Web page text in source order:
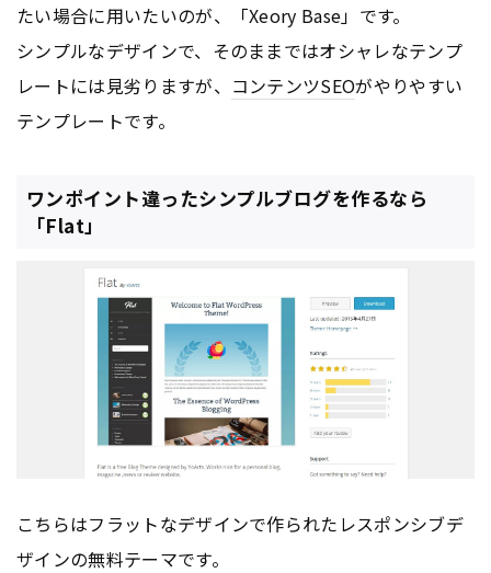
たい場合に用いたいのが、「Xeory Base」です。
シンプルなデザインで、そのままではオシャレなテンプ
レートには見劣りますが、 コンテンツSEOがやりやすい
テンプレートです。
ワンポイント違ったシンプルブログを作るなら
「Flat」
こちらはフラットなデザインで作られたレスポンシブデ
ザインの無料テーマです。